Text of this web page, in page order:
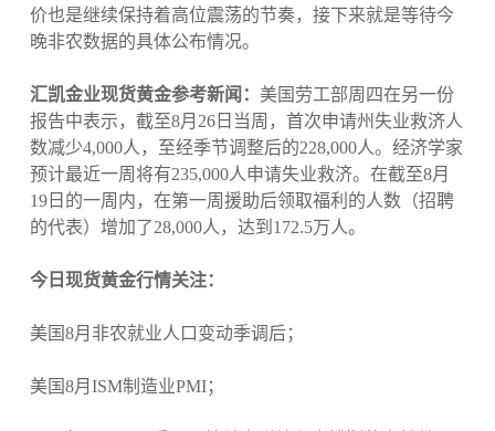
价也是继续保持着高位震荡的节奏，接下来就是等待今
晚非农数据的具体公布情况。
汇凯金业现货黄金参考新闻： 美国劳工部周四在另一份
报告中表示，截至8月26日当周，首次申请州失业救济人
数减少4,000人，至经季节调整后的228,000人。经济学家
预计最近一周将有235,000人申请失业救济。在截至8月
19日的一周内，在第一周援助后领取福利的人数（招聘
的代表）增加了28,000人，达到172.5万人。
今日现货黄金行情关注：
美国8月非农就业人口变动季调后；
美国8月ISM制造业PMI；